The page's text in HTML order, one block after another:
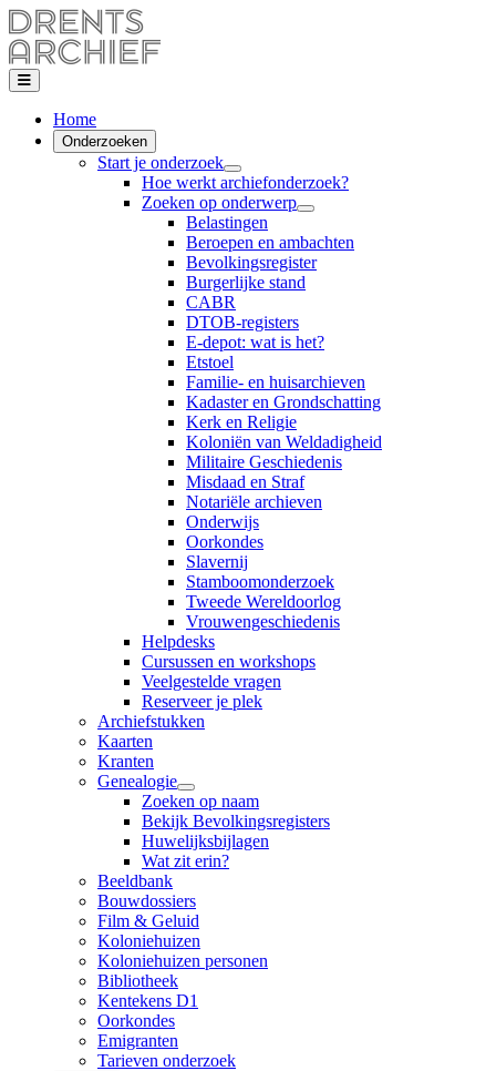
Home
Onderzoeken
Start je onderzoek
Hoe werkt archiefonderzoek?
Zoeken op onderwerp
Belastingen
Beroepen en ambachten
Bevolkingsregister
Burgerlijke stand
CABR
DTOB-registers
E-depot: wat is het?
Etstoel
Familie- en huisarchieven
Kadaster en Grondschatting
Kerk en Religie
Koloniën van Weldadigheid
Militaire Geschiedenis
Misdaad en Straf
Notariële archieven
Onderwijs
Oorkondes
Slavernij
Stamboomonderzoek
Tweede Wereldoorlog
Vrouwengeschiedenis
Helpdesks
Cursussen en workshops
Veelgestelde vragen
Reserveer je plek
Archiefstukken
Kaarten
Kranten
Genealogie
Zoeken op naam
Bekijk Bevolkingsregisters
Huwelijksbijlagen
Wat zit erin?
Beeldbank
Bouwdossiers
Film & Geluid
Koloniehuizen
Koloniehuizen personen
Bibliotheek
Kentekens D1
Oorkondes
Emigranten
Tarieven onderzoek